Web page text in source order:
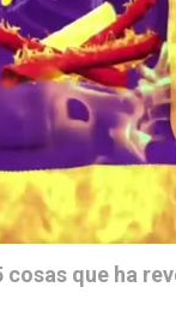
cosas que ha